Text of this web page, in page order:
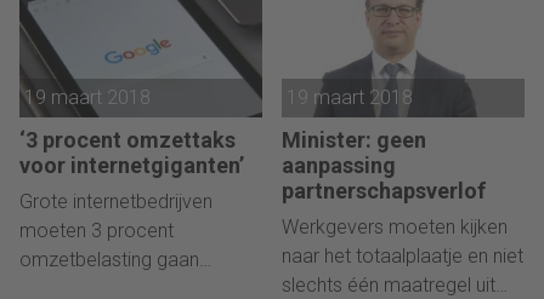
dat in de plannen staat die in
januari aan het kabinet zijn
aangeboden.
19 maart 2018
‘3 procent omzettaks
voor internetgiganten’
Grote internetbedrijven
moeten 3 procent
omzetbelasting gaan
19 maart 2018
Minister: geen
aanpassing
partnerschapsverlof
Werkgevers moeten kijken
naar het totaalplaatje en niet
slechts één maatregel uit